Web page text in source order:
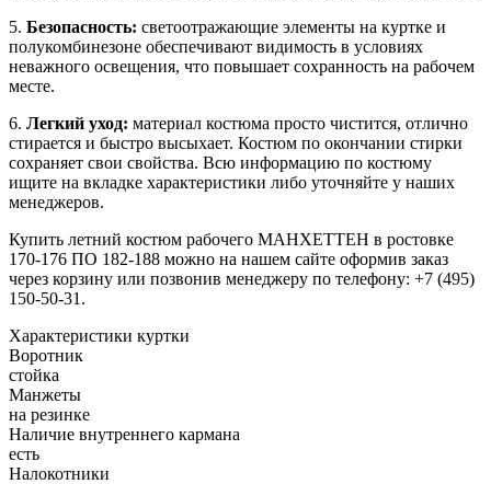
5. Безопасность: светоотражающие элементы на куртке и
полукомбинезоне обеспечивают видимость в условиях
неважного освещения, что повышает сохранность на рабочем
месте.
6. Легкий уход: материал костюма просто чистится, отлично
стирается и быстро высыхает. Костюм по окончании стирки
сохраняет свои свойства. Всю информацию по костюму
ищите на вкладке характеристики либо уточняйте у наших
менеджеров.
Купить летний костюм рабочего МАНХЕТТЕН в ростовке
170-176 ПО 182-188 можно на нашем сайте оформив заказ
через корзину или позвонив менеджеру по телефону: +7 (495)
150-50-31.
Характеристики куртки
Воротник
стойка
Манжеты
на резинке
Наличие внутреннего кармана
есть
Налокотники